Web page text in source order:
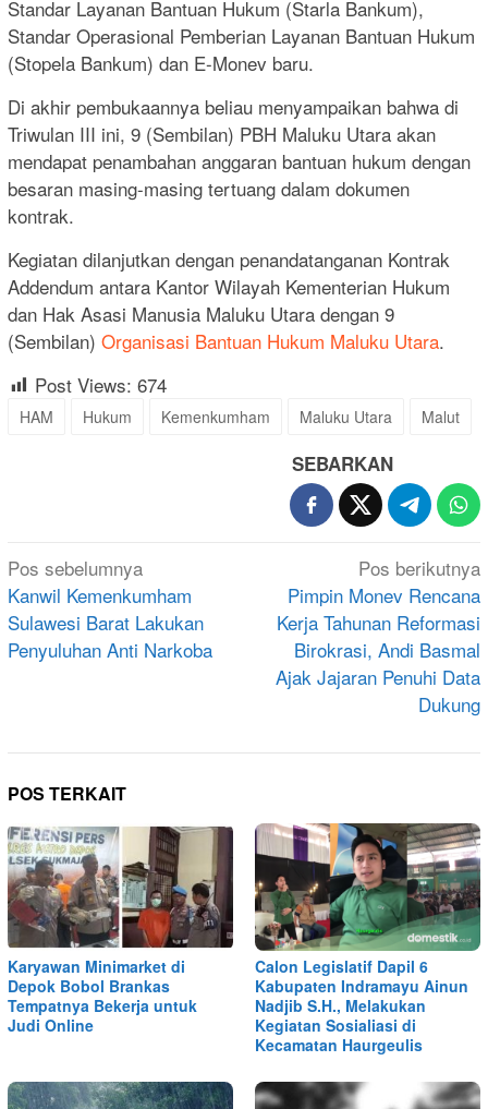
Standar Layanan Bantuan Hukum (Starla Bankum),
Standar Operasional Pemberian Layanan Bantuan Hukum
(Stopela Bankum) dan E-Monev baru.
Di akhir pembukaannya beliau menyampaikan bahwa di
Triwulan III ini, 9 (Sembilan) PBH Maluku Utara akan
mendapat penambahan anggaran bantuan hukum dengan
besaran masing-masing tertuang dalam dokumen
kontrak.
Kegiatan dilanjutkan dengan penandatanganan Kontrak
Addendum antara Kantor Wilayah Kementerian Hukum
dan Hak Asasi Manusia Maluku Utara dengan 9
(Sembilan) Organisasi Bantuan Hukum Maluku Utara.
Post Views: 674
HAM Hukum Kemenkumham Maluku Utara Malut
SEBARKAN
Navigasi
pos
Pos sebelumnya
Kanwil Kemenkumham
Sulawesi Barat Lakukan
Penyuluhan Anti Narkoba
Pos berikutnya
Pimpin Monev Rencana
Kerja Tahunan Reformasi
Birokrasi, Andi Basmal
Ajak Jajaran Penuhi Data
Dukung
POS TERKAIT
Karyawan Minimarket di
Depok Bobol Brankas
Tempatnya Bekerja untuk
Judi Online
Calon Legislatif Dapil 6
Kabupaten Indramayu Ainun
Nadjib S.H., Melakukan
Kegiatan Sosialiasi di
Kecamatan Haurgeulis